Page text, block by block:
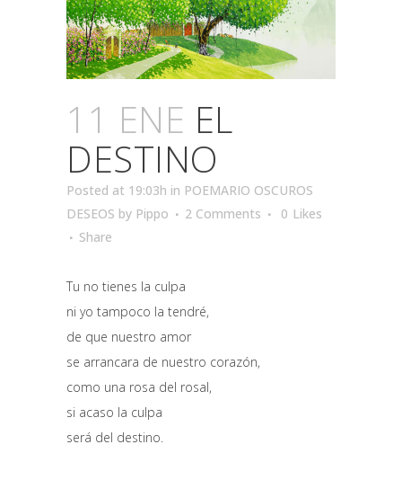
11 ENE EL
DESTINO
Posted at 19:03h in POEMARIO OSCUROS
DESEOS by Pippo 2 Comments 0 Likes
Share
Tu no tienes la culpa
ni yo tampoco la tendré,
de que nuestro amor
se arrancara de nuestro corazón,
como una rosa del rosal,
si acaso la culpa
será del destino.